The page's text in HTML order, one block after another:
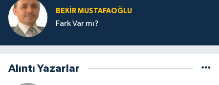
BEKIR MUSTAFAOĞLU
Fark Var mı?
Alıntı Yazarlar